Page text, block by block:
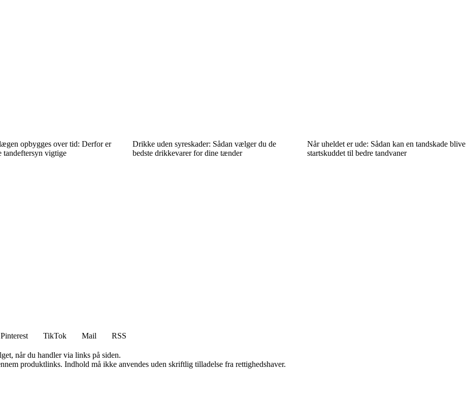
opbygges over tid: Derfor er
tandeftersyn vigtige
Drikke uden syreskader: Sådan vælger du de
bedste drikkevarer for dine tænder
Når uheldet er ude: Sådan kan en tandskade blive
startskuddet til bedre tandvaner
Pinterest TikTok Mail
RSS
når du handler via links på siden.
produktlinks. Indhold må ikke anvendes uden skriftlig tilladelse fra rettighedshaver.